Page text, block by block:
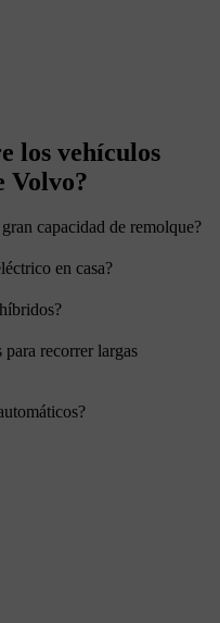
los vehículos
Volvo?
capacidad de remolque?
en casa?
recorrer largas